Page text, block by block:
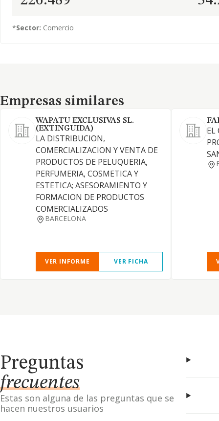
*Sector: Comercio
Empresas similares
Empresas similares
WAPATU EXCLUSIVAS SL.
(EXTINGUIDA)
LA DISTRIBUCION,
COMERCIALIZACION Y VENTA DE
PRODUCTOS DE PELUQUERIA,
PERFUMERIA, COSMETICA Y
ESTETICA; ASESORAMIENTO Y
FORMACION DE PRODUCTOS
COMERCIALIZADOS
BARCELONA
VER INFORME VER FICHA
EL
Preguntas
frecuentes
Estas son alguna de las preguntas que se
hacen nuestros usuarios